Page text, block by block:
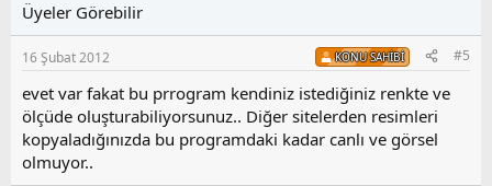
s
u
z
o
y
l
Üyeler Görebilir
16 Şubat 2012 KONU SAHIBI #5
evet var fakat bu prrogram kendiniz istediğiniz renkte ve
ölçüde oluşturabiliyorsunuz.. Diğer sitelerden resimleri
kopyaladığınızda bu programdaki kadar canlı ve görsel
olmuyor..